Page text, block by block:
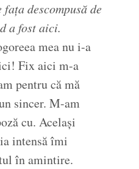
descompusă de
a fost aici.
mea nu i-a
Fix aici m-a
pentru că mă
sincer. M-am
cu. Același
intensă îmi
în amintire.